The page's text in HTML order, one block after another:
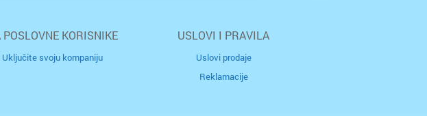
POSLOVNE KORISNIKE
Uključite svoju kompaniju
USLOVI I PRAVILA
Uslovi prodaje
Reklamacije